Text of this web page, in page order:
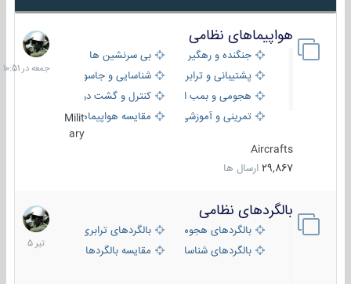
هواپیماهای نظامی
جنگنده و رهگیر
بی سرنشین ها
پشتیبانی و ترابری
شناسایی و جاسوسی
هجومی و بمب افکن
کنترل و گشت دریایی
تمرینی و آموزشی
مقایسه هواپیماهاMilit
ary
Aircrafts
29,867 ارسال ها
جمعه
در
10:51
بالگردهای نظامی
بالگردهای هجومی
بالگردهای ترابری
بالگردهای شناسایی
مقایسه بالگردها
22
تیر
1405